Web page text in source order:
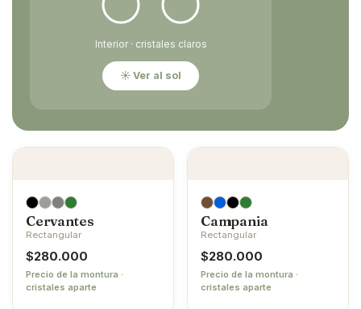
Interior · cristales claros
☀ Ver al sol
Cervantes
Rectangular
$280.000
Precio de la montura ·
cristales aparte
Campania
Rectangular
$280.000
Precio de la montura ·
cristales aparte